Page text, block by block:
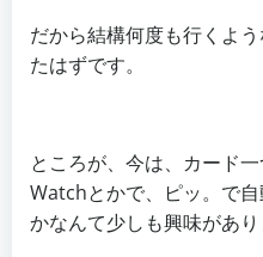
だから結構何度も行くよ
たはずです。
ところが、今は、カード
Watchとかで、ピッ。で
かなんて少しも興味があり